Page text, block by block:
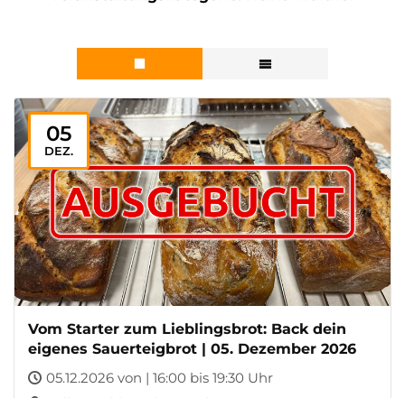
05
DEZ.
Vom Starter zum Lieblingsbrot: Back dein
eigenes Sauerteigbrot | 05. Dezember 2026
05.12.2026 von | 16:00 bis 19:30 Uhr